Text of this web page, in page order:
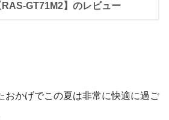
RAS-GT71M2】のレビュー
おかげでこの夏は非常に快適に過ご